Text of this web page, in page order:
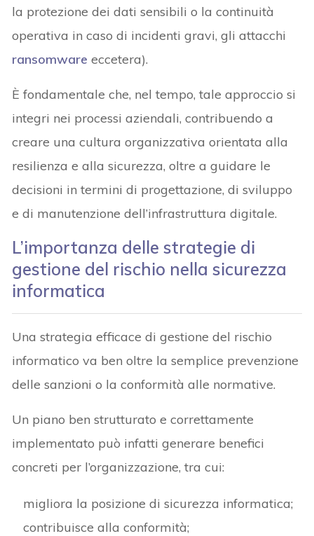
la protezione dei dati sensibili o la continuità
operativa in caso di incidenti gravi, gli attacchi
ransomware eccetera).
È fondamentale che, nel tempo, tale approccio si
integri nei processi aziendali, contribuendo a
creare una cultura organizzativa orientata alla
resilienza e alla sicurezza, oltre a guidare le
decisioni in termini di progettazione, di sviluppo
e di manutenzione dell’infrastruttura digitale.
L’importanza delle strategie di
gestione del rischio nella sicurezza
informatica
Una strategia efficace di gestione del rischio
informatico va ben oltre la semplice prevenzione
delle sanzioni o la conformità alle normative.
Un piano ben strutturato e correttamente
implementato può infatti generare benefici
concreti per l’organizzazione, tra cui:
migliora la posizione di sicurezza informatica;
contribuisce alla conformità;